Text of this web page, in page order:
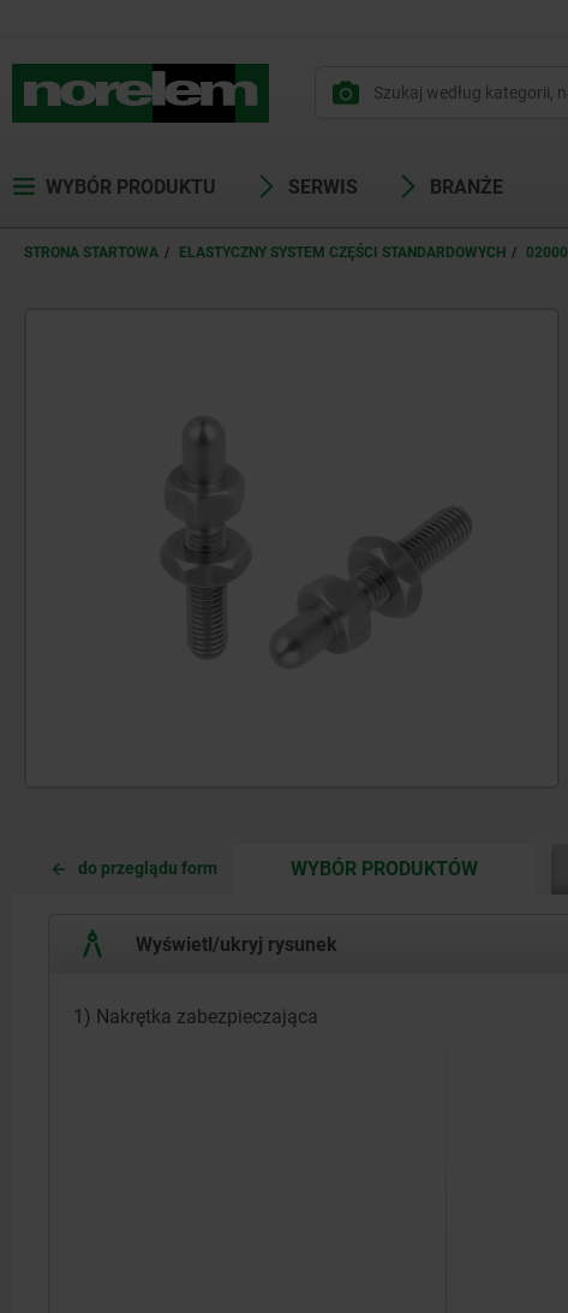
WYBÓR PRODUKTU SERWIS BRANŻE
STRONA STARTOWA ELASTYCZNY SYSTEM CZĘŚCI STANDARDOWYCH 02000
do przeglądu form WYBÓR PRODUKTÓWCURRENT
CURRENT
Wyświetl/ukryj rysunek
1) Nakrętka zabezpieczająca